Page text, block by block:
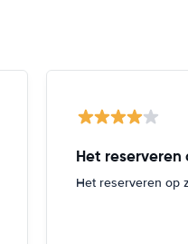
Het reserveren
Het reserveren op